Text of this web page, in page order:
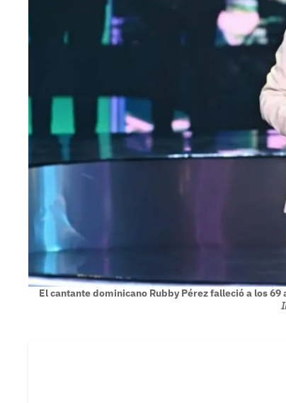
El cantante dominicano Rubby Pérez falleció a los